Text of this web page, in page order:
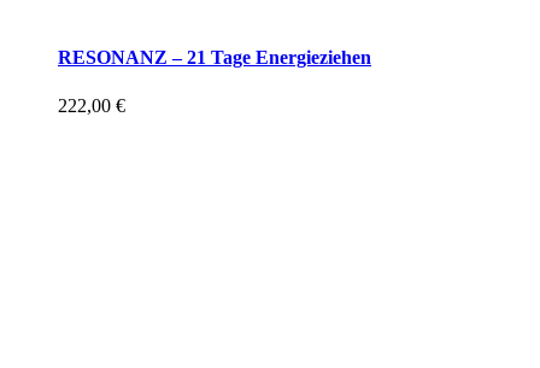
RESONANZ – 21 Tage Energieziehen
222,00 €